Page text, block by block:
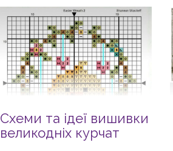
Схеми та ідеї вишивки
великодніх курчат